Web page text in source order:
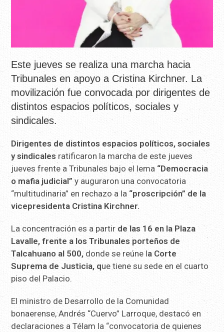
Este jueves se realiza una marcha hacia
Tribunales en apoyo a Cristina Kirchner. La
movilización fue convocada por dirigentes de
distintos espacios políticos, sociales y
sindicales.
Dirigentes de distintos espacios políticos, sociales
y sindicales ratificaron la marcha de este jueves
jueves frente a Tribunales bajo el lema “Democracia
o mafia judicial”y auguraron una convocatoria
“multitudinaria” en rechazo a la “proscripción” de la
vicepresidenta Cristina Kirchner.
La concentración es a partir de las 16 en la Plaza
Lavalle, frente a los Tribunales porteños de
Talcahuano al 500, donde se reúne la Corte
Suprema de Justicia, que tiene su sede en el cuarto
piso del Palacio.
El ministro de Desarrollo de la Comunidad
bonaerense, Andrés “Cuervo” Larroque, destacó en
declaraciones a Télam la “convocatoria de quienes